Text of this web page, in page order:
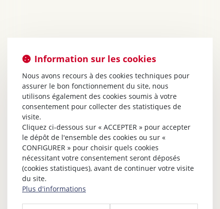
Information sur les cookies
Nous avons recours à des cookies techniques pour
assurer le bon fonctionnement du site, nous
utilisons également des cookies soumis à votre
consentement pour collecter des statistiques de
visite.
Cliquez ci-dessous sur « ACCEPTER » pour accepter
le dépôt de l'ensemble des cookies ou sur «
CONFIGURER » pour choisir quels cookies
nécessitant votre consentement seront déposés
(cookies statistiques), avant de continuer votre visite
du site.
Plus d'informations